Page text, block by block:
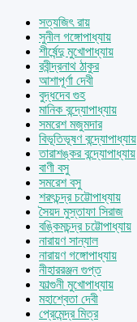
সত্যজিৎ রায়
সুনীল গঙ্গোপাধ্যায়
শীর্ষেন্দু মুখোপাধ্যায়
রবীন্দ্রনাথ ঠাকুর
আশাপূর্ণা দেবী
বুদ্ধদেব গুহ
মানিক বন্দ্যোপাধ্যায়
সমরেশ মজুমদার
বিভূতিভূষণ বন্দ্যোপাধ্যায়
তারাশঙ্কর বন্দ্যোপাধ্যায়
বাণী বসু
সমরেশ বসু
শরৎচন্দ্র চট্টোপাধ্যায়
সৈয়দ মুস্তাফা সিরাজ
বঙ্কিমচন্দ্র চট্টোপাধ্যায়
নারায়ণ সান্যাল
নারায়ণ গঙ্গোপাধ্যায়
নীহাররঞ্জন গুপ্ত
ফাল্গুনী মুখোপাধ্যায়
মহাশ্বেতা দেবী
প্রেমেন্দ্র মিত্র